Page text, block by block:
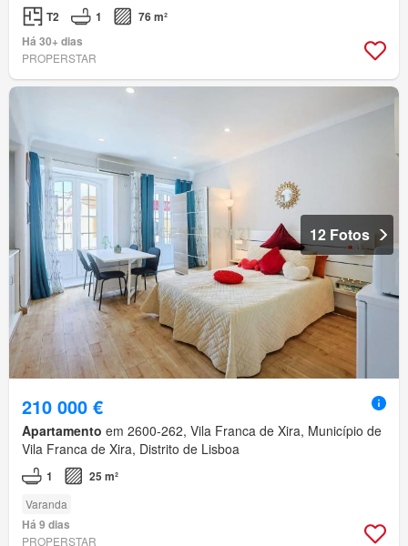
T2 1
76 m²
Há 30+ dias
PROPERSTAR
12 Fotos
210 000 €
Apartamento em 2600-262, Vila Franca de Xira, Município de
Vila Franca de Xira, Distrito de Lisboa
1 25 m²
Varanda
Há 9 dias
PROPERSTAR